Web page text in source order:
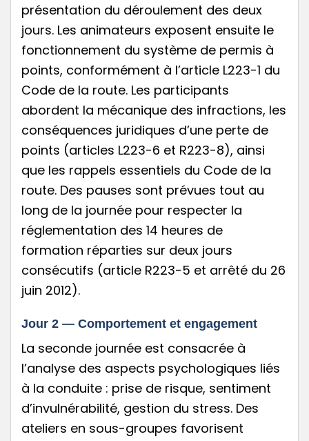
présentation du déroulement des deux
jours. Les animateurs exposent ensuite le
fonctionnement du système de permis à
points, conformément à l’article L223-1 du
Code de la route. Les participants
abordent la mécanique des infractions, les
conséquences juridiques d’une perte de
points (articles L223-6 et R223-8), ainsi
que les rappels essentiels du Code de la
route. Des pauses sont prévues tout au
long de la journée pour respecter la
réglementation des 14 heures de
formation réparties sur deux jours
consécutifs (article R223-5 et arrêté du 26
juin 2012).
Jour 2 — Comportement et engagement
La seconde journée est consacrée à
l’analyse des aspects psychologiques liés
à la conduite : prise de risque, sentiment
d’invulnérabilité, gestion du stress. Des
ateliers en sous-groupes favorisent